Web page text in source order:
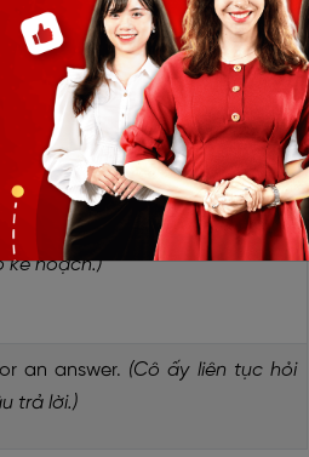
the project stressful.
(Sự
của anh ấy khiến dự án trở nên
the plan.
(Anh ấy kiên quyết
kế hoạch.)
an answer. (Cô ấy liên tục hỏi
trả lời.)